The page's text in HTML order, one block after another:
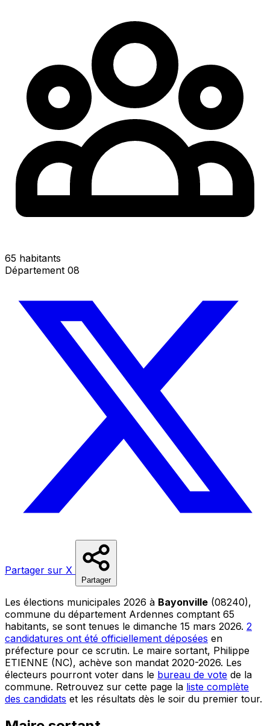
65 habitants
Département 08
Partager sur X
Partager
Les élections municipales 2026 à Bayonville (08240),
commune du département Ardennes comptant 65
habitants, se sont tenues le dimanche 15 mars 2026. 2
candidatures ont été officiellement déposées en
préfecture pour ce scrutin. Le maire sortant, Philippe
ETIENNE (NC), achève son mandat 2020-2026. Les
électeurs pourront voter dans le bureau de vote de la
commune. Retrouvez sur cette page la liste complète
des candidats et les résultats dès le soir du premier tour.